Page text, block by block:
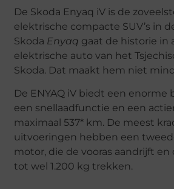
De Skoda Enyaq iV is de
elektrische compacte SUV’s in
Skoda Enyaq gaat de historie in
elektrische auto van het
Skoda. Dat maakt hem niet
De ENYAQ iV biedt een
een snellaadfunctie en een
maximaal 537* km. De meest
uitvoeringen hebben een
motor, die de vooras aandrijft en
tot wel 1.200 kg trekken.